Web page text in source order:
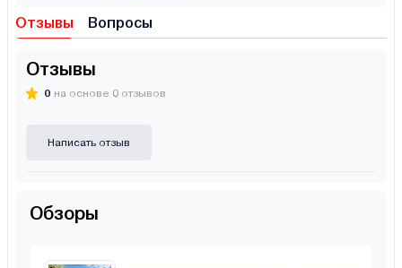
Отзывы Вопросы
Отзывы
0 на основе 0 отзывов
Написать отзыв
Обзоры